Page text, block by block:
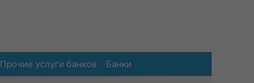
Прочие услуги банков Банки